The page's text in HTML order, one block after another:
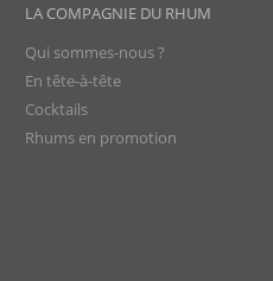
LA COMPAGNIE DU RHUM
Qui sommes-nous ?
En tête-à-tête
Cocktails
Rhums en promotion